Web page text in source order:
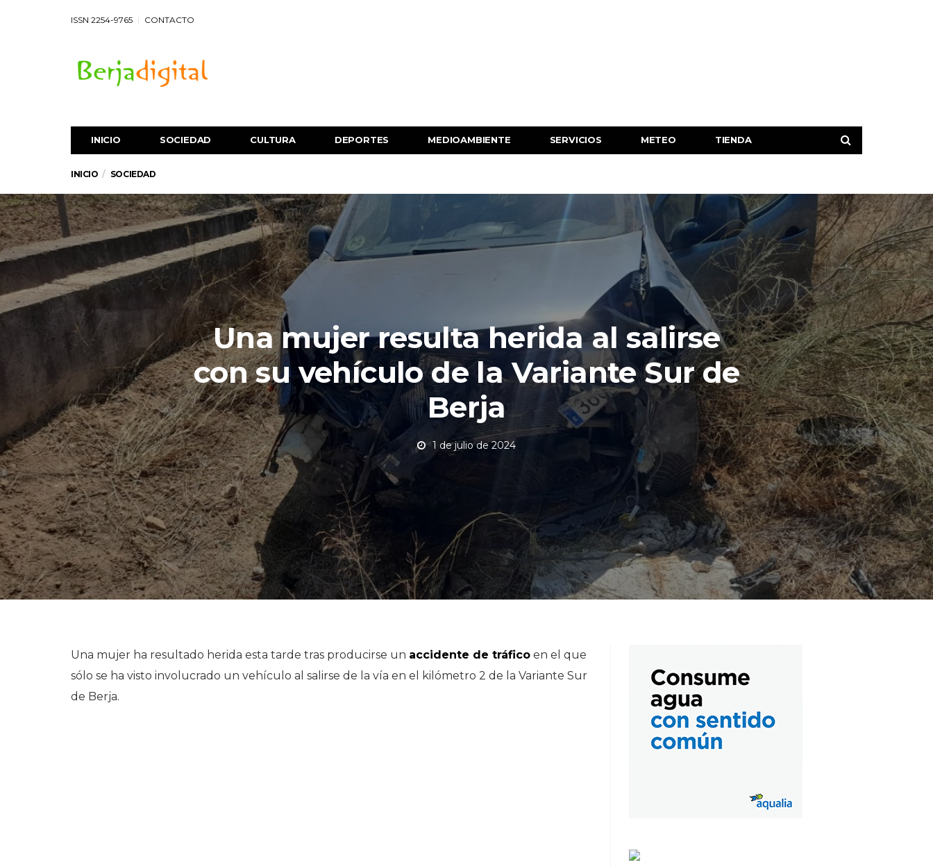
ISSN 2254-9765 CONTACTO
INICIO SOCIEDAD CULTURA DEPORTES MEDIOAMBIENTE SERVICIOS METEO TIENDA
INICIO SOCIEDAD
Una mujer resulta herida al salirse
con su vehículo de la Variante Sur de
Berja
1 de julio de 2024
Una mujer ha resultado herida esta tarde tras producirse un accidente de tráfico en el que
sólo se ha visto involucrado un vehículo al salirse de la vía en el kilómetro 2 de la Variante Sur
de Berja.